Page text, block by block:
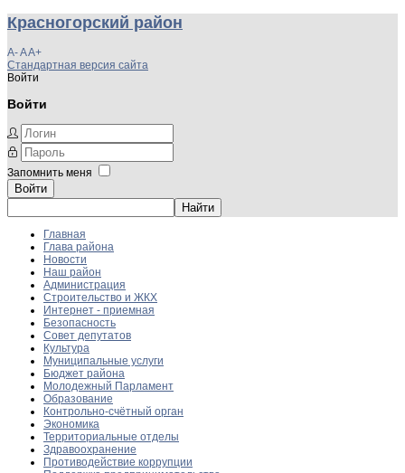
Красногорский район
A-AA+
Стандартная версия сайта
Войти
Войти
Запомнить меня
Войти
Главная
Глава района
Новости
Наш район
Администрация
Строительство и ЖКХ
Интернет - приемная
Безопасность
Совет депутатов
Культура
Муниципальные услуги
Бюджет района
Молодежный Парламент
Образование
Контрольно-счётный орган
Экономика
Территориальные отделы
Здравоохранение
Противодействие коррупции